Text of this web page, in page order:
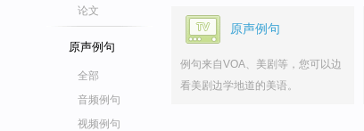
论文
原声例句
全部
音频例句
视频例句
原声例句
例句来自VOA、美剧等，您可以边
看美剧边学地道的美语。